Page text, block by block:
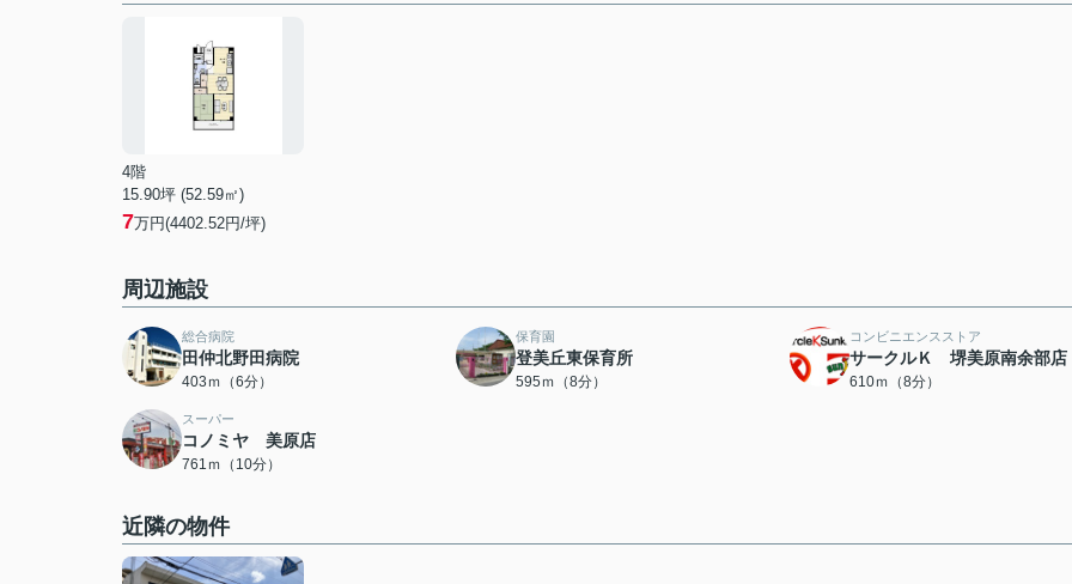
4階
15.90坪 (52.59㎡)
7万円(4402.52円/坪)
周辺施設
総合病院
田仲北野田病院
403ｍ（6分）
保育園
登美丘東保育所
595ｍ（8分）
コンビニエンスストア
サークルＫ 堺美原南余部店
610ｍ（8分）
スーパー
コノミヤ 美原店
761ｍ（10分）
近隣の物件